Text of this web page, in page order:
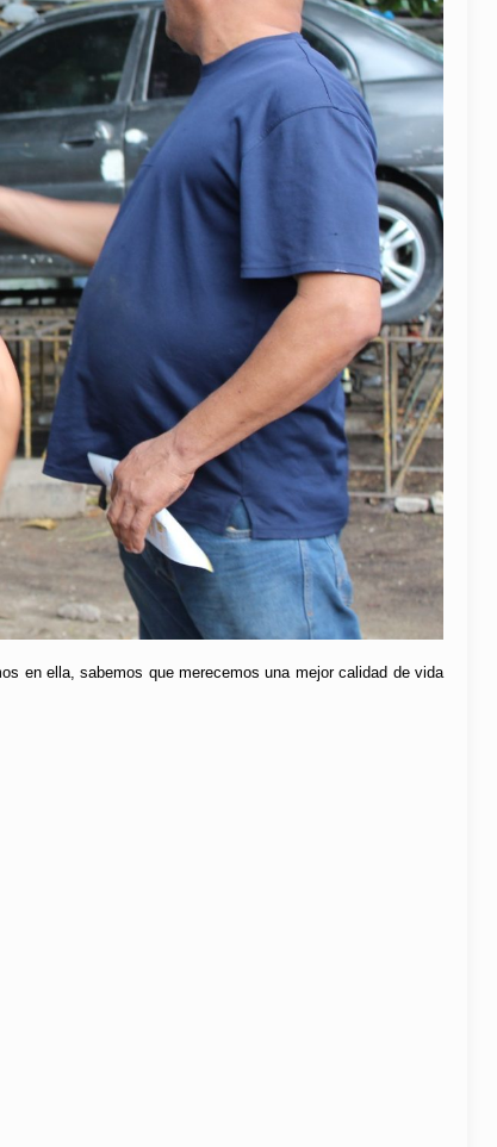
en ella, sabemos que merecemos una mejor calidad de vida